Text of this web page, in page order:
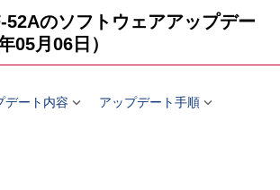
のソフトウェアアップデー
05月06日）
デート内容  アップデート手順